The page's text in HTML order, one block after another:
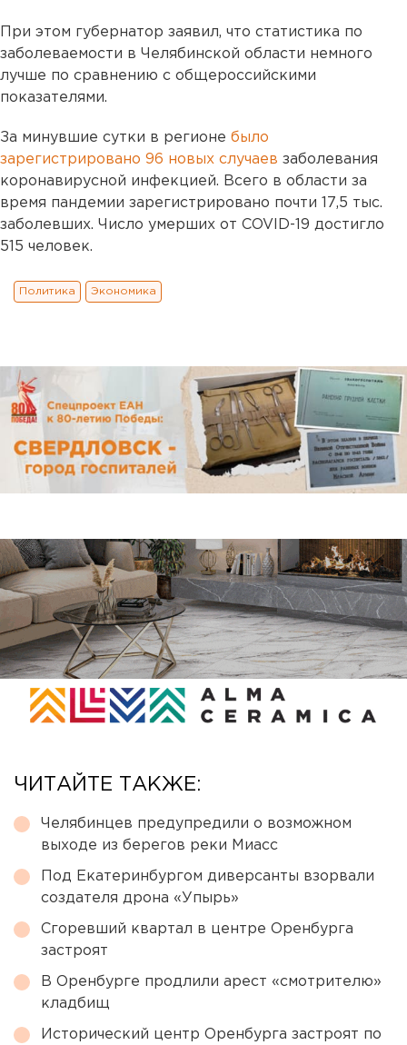
При этом губернатор заявил, что статистика по
заболеваемости в Челябинской области немного
лучше по сравнению с общероссийскими
показателями.
За минувшие сутки в регионе было
зарегистрировано 96 новых случаев заболевания
коронавирусной инфекцией. Всего в области за
время пандемии зарегистрировано почти 17,5 тыс.
заболевших. Число умерших от COVID-19 достигло
515 человек.
Политика Экономика
ЧИТАЙТЕ ТАКЖЕ:
Челябинцев предупредили о возможном
выходе из берегов реки Миасс
Под Екатеринбургом диверсанты взорвали
создателя дрона «Упырь»
Сгоревший квартал в центре Оренбурга
застроят
В Оренбурге продлили арест «смотрителю»
кладбищ
Исторический центр Оренбурга застроят по